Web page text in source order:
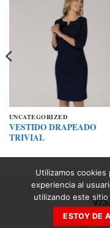
UNCATEGORIZED
VESTIDO DRAPEADO
TRIVIAL
Utilizamos cookies
experiencia al
utilizando este
ESTOY DE